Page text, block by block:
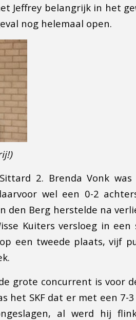
Jeffrey belangrijk in het
nog helemaal open.
2. Brenda Vonk
wel een 0-2
den Berg herstelde na
Kuiters versloeg in een
een tweede plaats, vijf
grote concurrent is voor
het SKF dat er met een 7-
al werd hij